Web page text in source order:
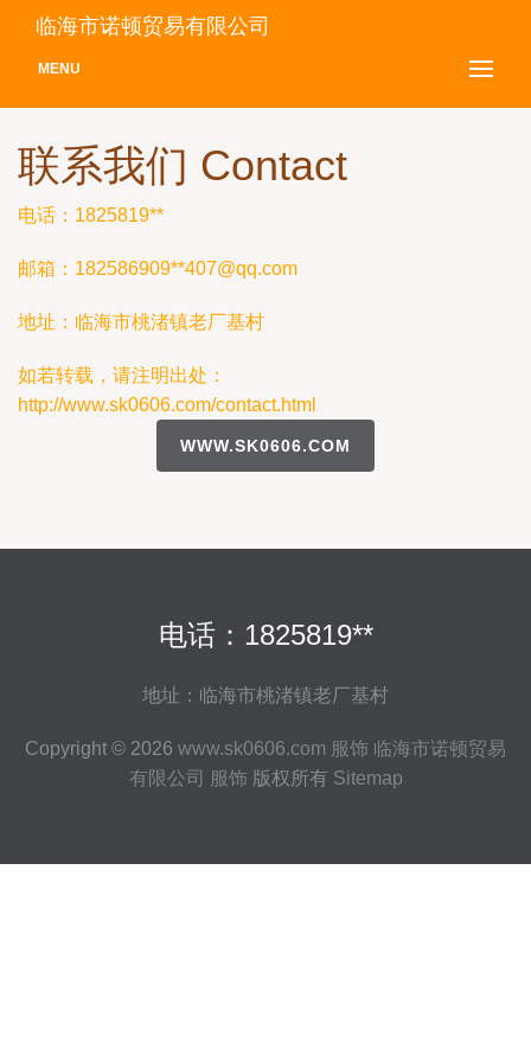
临海市诺顿贸易有限公司
MENU
联系我们 Contact
电话：1825819**
邮箱：182586909**407@qq.com
地址：临海市桃渚镇老厂基村
如若转载，请注明出处：
http://www.sk0606.com/contact.html
WWW.SK0606.COM
电话：1825819**
地址：临海市桃渚镇老厂基村
Copyright © 2026 www.sk0606.com 服饰 临海市诺顿贸易
有限公司
服饰 版权所有 Sitemap